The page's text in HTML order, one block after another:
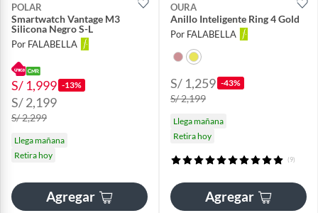
POLAR
Smartwatch Vantage M3
Silicona Negro S-L
Por FALABELLA
S/ 1,999 -13%
S/ 2,199
S/ 2,299
Llega mañana
Retira hoy
Agregar
OURA
Anillo Inteligente Ring 4 Gold
Por FALABELLA
S/ 1,259 -43%
S/ 2,199
Llega mañana
Retira hoy
(9)
Agregar